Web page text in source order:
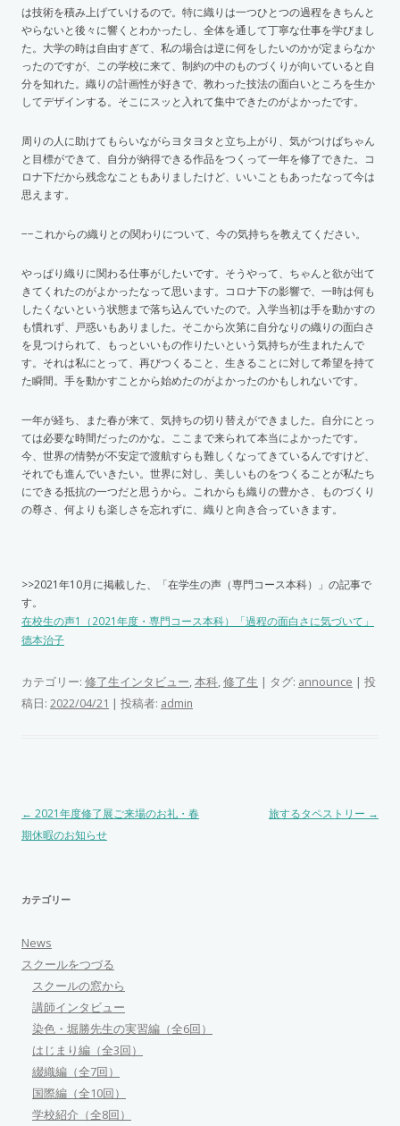
は技術を積み上げていけるので。特に織りは一つひとつの過程をきちんと
やらないと後々に響くとわかったし、全体を通して丁寧な仕事を学びまし
た。大学の時は自由すぎて、私の場合は逆に何をしたいのかが定まらなか
ったのですが、この学校に来て、制約の中のものづくりが向いていると自
分を知れた。織りの計画性が好きで、教わった技法の面白いところを生か
してデザインする。そこにスッと入れて集中できたのがよかったです。
周りの人に助けてもらいながらヨタヨタと立ち上がり、気がつけばちゃん
と目標ができて、自分が納得できる作品をつくって一年を修了できた。コ
ロナ下だから残念なこともありましたけど、いいこともあったなって今は
思えます。
−−これからの織りとの関わりについて、今の気持ちを教えてください。
やっぱり織りに関わる仕事がしたいです。そうやって、ちゃんと欲が出て
きてくれたのがよかったなって思います。コロナ下の影響で、一時は何も
したくないという状態まで落ち込んでいたので。入学当初は手を動かすの
も慣れず、戸惑いもありました。そこから次第に自分なりの織りの面白さ
を見つけられて、もっといいもの作りたいという気持ちが生まれたんで
す。それは私にとって、再びつくること、生きることに対して希望を持て
た瞬間。手を動かすことから始めたのがよかったのかもしれないです。
一年が経ち、また春が来て、気持ちの切り替えができました。自分にとっ
ては必要な時間だったのかな。ここまで来られて本当によかったです。
今、世界の情勢が不安定で渡航すらも難しくなってきているんですけど、
それでも進んでいきたい。世界に対し、美しいものをつくることが私たち
にできる抵抗の一つだと思うから。これからも織りの豊かさ、ものづくり
の尊さ、何よりも楽しさを忘れずに、織りと向き合っていきます。
>>2021年10月に掲載した、「在学生の声（専門コース本科）」の記事で
す。
在校生の声1（2021年度・専門コース本科）「過程の面白さに気づいて」
德本治子
カテゴリー: 修了生インタビュー,本科,修了生 | タグ: announce | 投
稿日: 2022/04/21 | 投稿者: admin
投稿ナビゲーション
← 2021年度修了展ご来場のお礼・春
期休暇のお知らせ
旅するタペストリー →
カテゴリー
News
スクールをつづる
スクールの窓から
講師インタビュー
染色・堀勝先生の実習編（全6回）
はじまり編（全3回）
綴織編（全7回）
国際編（全10回）
学校紹介（全8回）